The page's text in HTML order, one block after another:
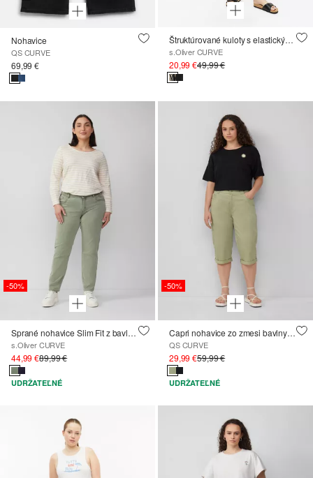
Nohavice
QS CURVE
69,99 €
Štruktúrované kuloty s elastickým pásom
s.Oliver CURVE
20,99 €49,99 €
-50%
Sprané nohavice Slim Fit z bavlneného saténu
s.Oliver CURVE
44,99 €89,99 €
UDRŽATEĽNÉ
-50%
Capri nohavice zo zmesi bavlny a elastanu
QS CURVE
29,99 €59,99 €
UDRŽATEĽNÉ